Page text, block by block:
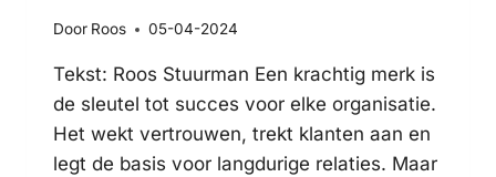
Door Roos 05-04-2024
Tekst: Roos Stuurman Een krachtig merk is
de sleutel tot succes voor elke organisatie.
Het wekt vertrouwen, trekt klanten aan en
legt de basis voor langdurige relaties. Maar